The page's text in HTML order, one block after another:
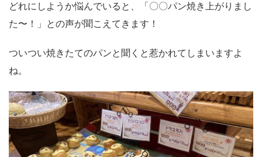
どれにしようか悩んでいると、「〇〇パン焼き上がりまし
た〜！」との声が聞こえてきます！
ついつい焼きたてのパンと聞くと惹かれてしまいますよ
ね。